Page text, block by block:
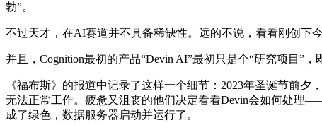
勃”。
不过天才，在AI赛道并不具备稀缺性。远的不说，看看刚创下
并且，Cognition最初的产品“Devin AI”最初只是个“研究项目”
《福布斯》的报道中记录了这样一个细节：2023年圣诞节前
无法正常工作。疲惫又沮丧的他们决定看看Devin会如何处理
成了绿色，数据服务器启动并运行了。